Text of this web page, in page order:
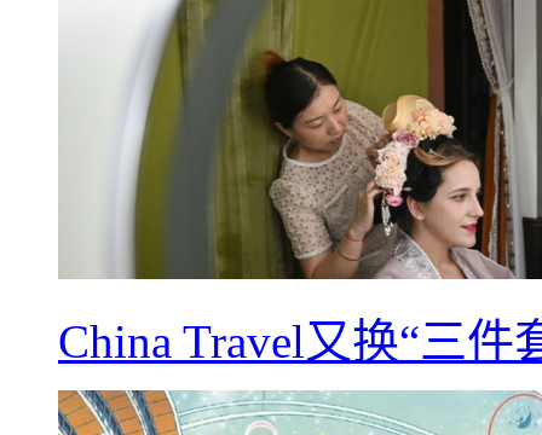
China Travel又换“三